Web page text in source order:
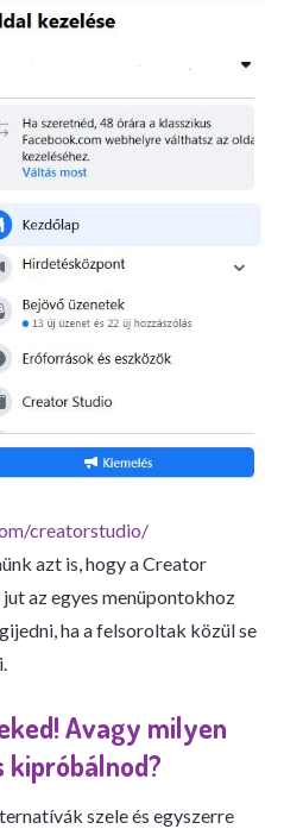
creatorstudio/
azt is, hogy a Creator
az egyes menüpontokhoz
ha a felsoroltak közül se
Avagy milyen
szele és egyszerre